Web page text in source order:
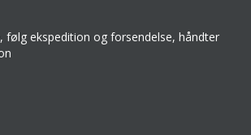
følg ekspedition og forsendelse, håndter